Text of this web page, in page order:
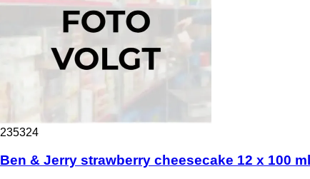
235324
Ben & Jerry strawberry cheesecake 12 x 100 ml